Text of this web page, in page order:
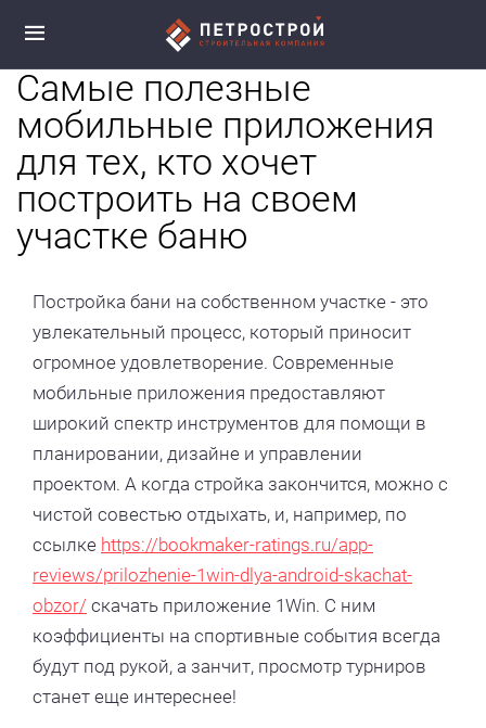
Самые полезные
мобильные приложения
для тех, кто хочет
построить на своем
участке баню
Постройка бани на собственном участке - это
увлекательный процесс, который приносит
огромное удовлетворение. Современные
мобильные приложения предоставляют
широкий спектр инструментов для помощи в
планировании, дизайне и управлении
проектом. А когда стройка закончится, можно с
чистой совестью отдыхать, и, например, по
ссылке https://bookmaker-ratings.ru/app-
reviews/prilozhenie-1win-dlya-android-skachat-
obzor/ скачать приложение 1Win. С ним
коэффициенты на спортивные события всегда
будут под рукой, а занчит, просмотр турниров
станет еще интереснее!